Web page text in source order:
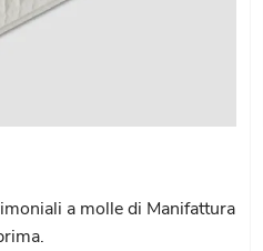
a molle di Manifattura